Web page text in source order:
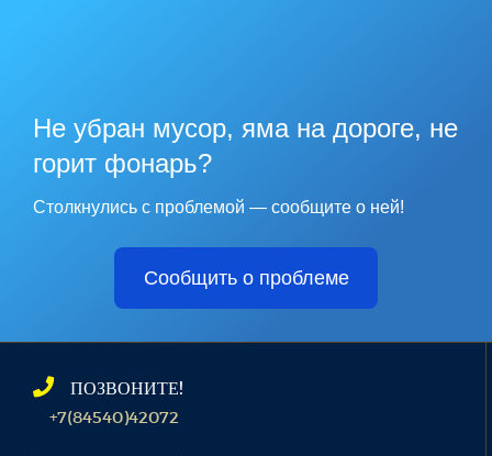
Не убран мусор, яма на дороге, не
горит фонарь?
Столкнулись с проблемой — сообщите о ней!
Сообщить о проблеме
ПОЗВОНИТЕ!
+7(84540)42072